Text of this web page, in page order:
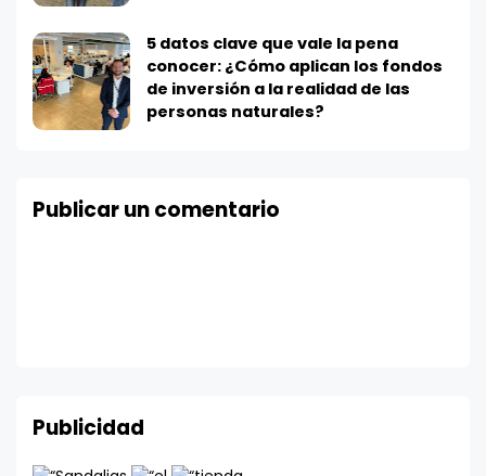
5 datos clave que vale la pena
conocer: ¿Cómo aplican los fondos
de inversión a la realidad de las
personas naturales?
Publicar un comentario
Publicidad